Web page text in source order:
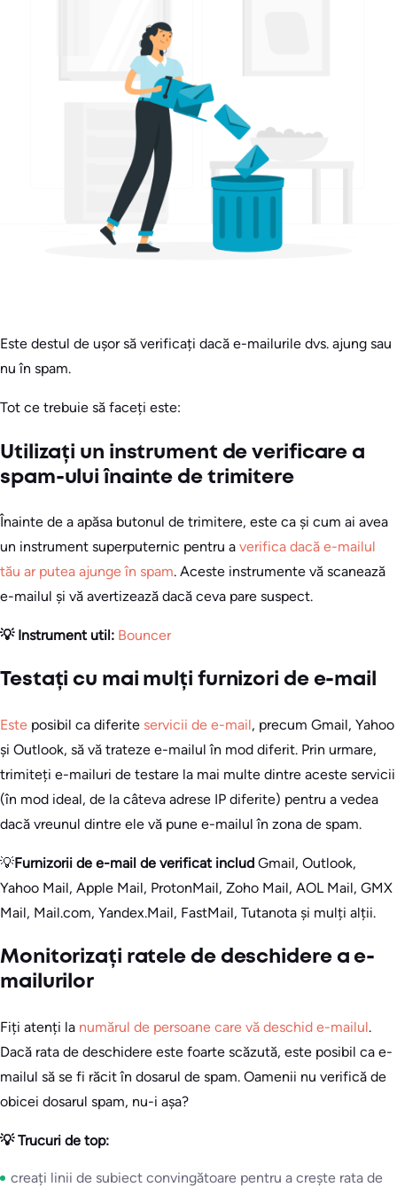
Este destul de ușor să verificați dacă e-mailurile dvs. ajung sau
nu în spam.
Tot ce trebuie să faceți este:
Utilizați un instrument de verificare a
spam-ului înainte de trimitere
Înainte de a apăsa butonul de trimitere, este ca și cum ai avea
un instrument superputernic pentru a verifica dacă e-mailul
tău ar putea ajunge în spam. Aceste instrumente vă scanează
e-mailul și vă avertizează dacă ceva pare suspect.
💡 Instrument util: Bouncer
Testați cu mai mulți furnizori de e-mail
Este posibil ca diferite servicii de e-mail, precum Gmail, Yahoo
și Outlook, să vă trateze e-mailul în mod diferit. Prin urmare,
trimiteți e-mailuri de testare la mai multe dintre aceste servicii
(în mod ideal, de la câteva adrese IP diferite) pentru a vedea
dacă vreunul dintre ele vă pune e-mailul în zona de spam.
💡Furnizorii de e-mail de verificat includ Gmail, Outlook,
Yahoo Mail, Apple Mail, ProtonMail, Zoho Mail, AOL Mail, GMX
Mail, Mail.com, Yandex.Mail, FastMail, Tutanota și mulți alții.
Monitorizați ratele de deschidere a e-
mailurilor
Fiți atenți la numărul de persoane care vă deschid e-mailul.
Dacă rata de deschidere este foarte scăzută, este posibil ca e-
mailul să se fi răcit în dosarul de spam. Oamenii nu verifică de
obicei dosarul spam, nu-i așa?
💡 Trucuri de top:
creați linii de subiect convingătoare pentru a crește rata de